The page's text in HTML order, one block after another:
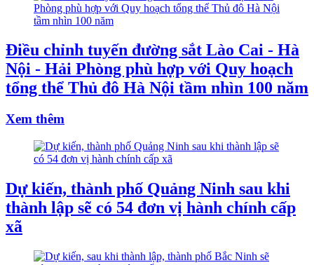
Điều chỉnh tuyến đường sắt Lào Cai - Hà
Nội - Hải Phòng phù hợp với Quy hoạch
tổng thể Thủ đô Hà Nội tầm nhìn 100 năm
Xem thêm
Dự kiến, thành phố Quảng Ninh sau khi
thành lập sẽ có 54 đơn vị hành chính cấp
xã